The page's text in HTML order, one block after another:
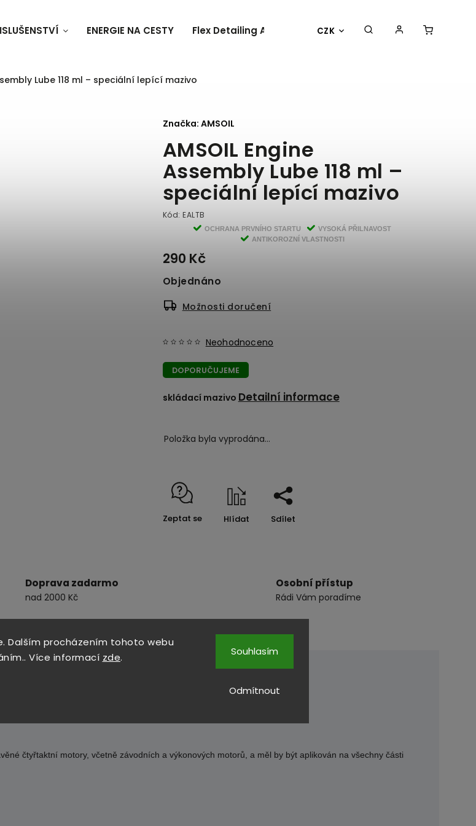
Dalším procházením tohoto webu
Více informací zde.
Odmítnout
Souhlasím
CZK
ENERGIE NA CESTY Flex Detailing Academy 2025 BESTSELLER OBLEČENÍ
Lube 118 ml – speciální lepící mazivo
AMSOIL Engine
Assembly Lube 118 ml –
speciální lepící mazivo
Kód: EALTB
OCHRANA PRVNÍHO STARTU
VYSOKÁ PŘILNAVOST
ANTIKOROZNÍ VLASTNOSTI
290 Kč
Objednáno
Možnosti doručení
DOPORUČUJEME
Neohodnoceno
skládací mazivo Detailní informace
Značka: AMSOIL
Položka byla vyprodána…
Zeptat se Hlídat Sdílet
Doprava zadarmo
nad 2000 Kč
Osobní přístup
Rádi Vám poradíme
čtyřtaktní motory, včetně závodních a výkonových motorů, a měl by být aplikován na všechny části